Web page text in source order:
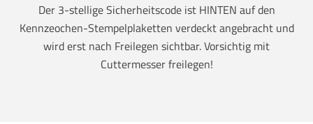
Der 3-stellige Sicherheitscode ist HINTEN auf den
Kennzeochen-Stempelplaketten verdeckt angebracht und
wird erst nach Freilegen sichtbar. Vorsichtig mit
Cuttermesser freilegen!